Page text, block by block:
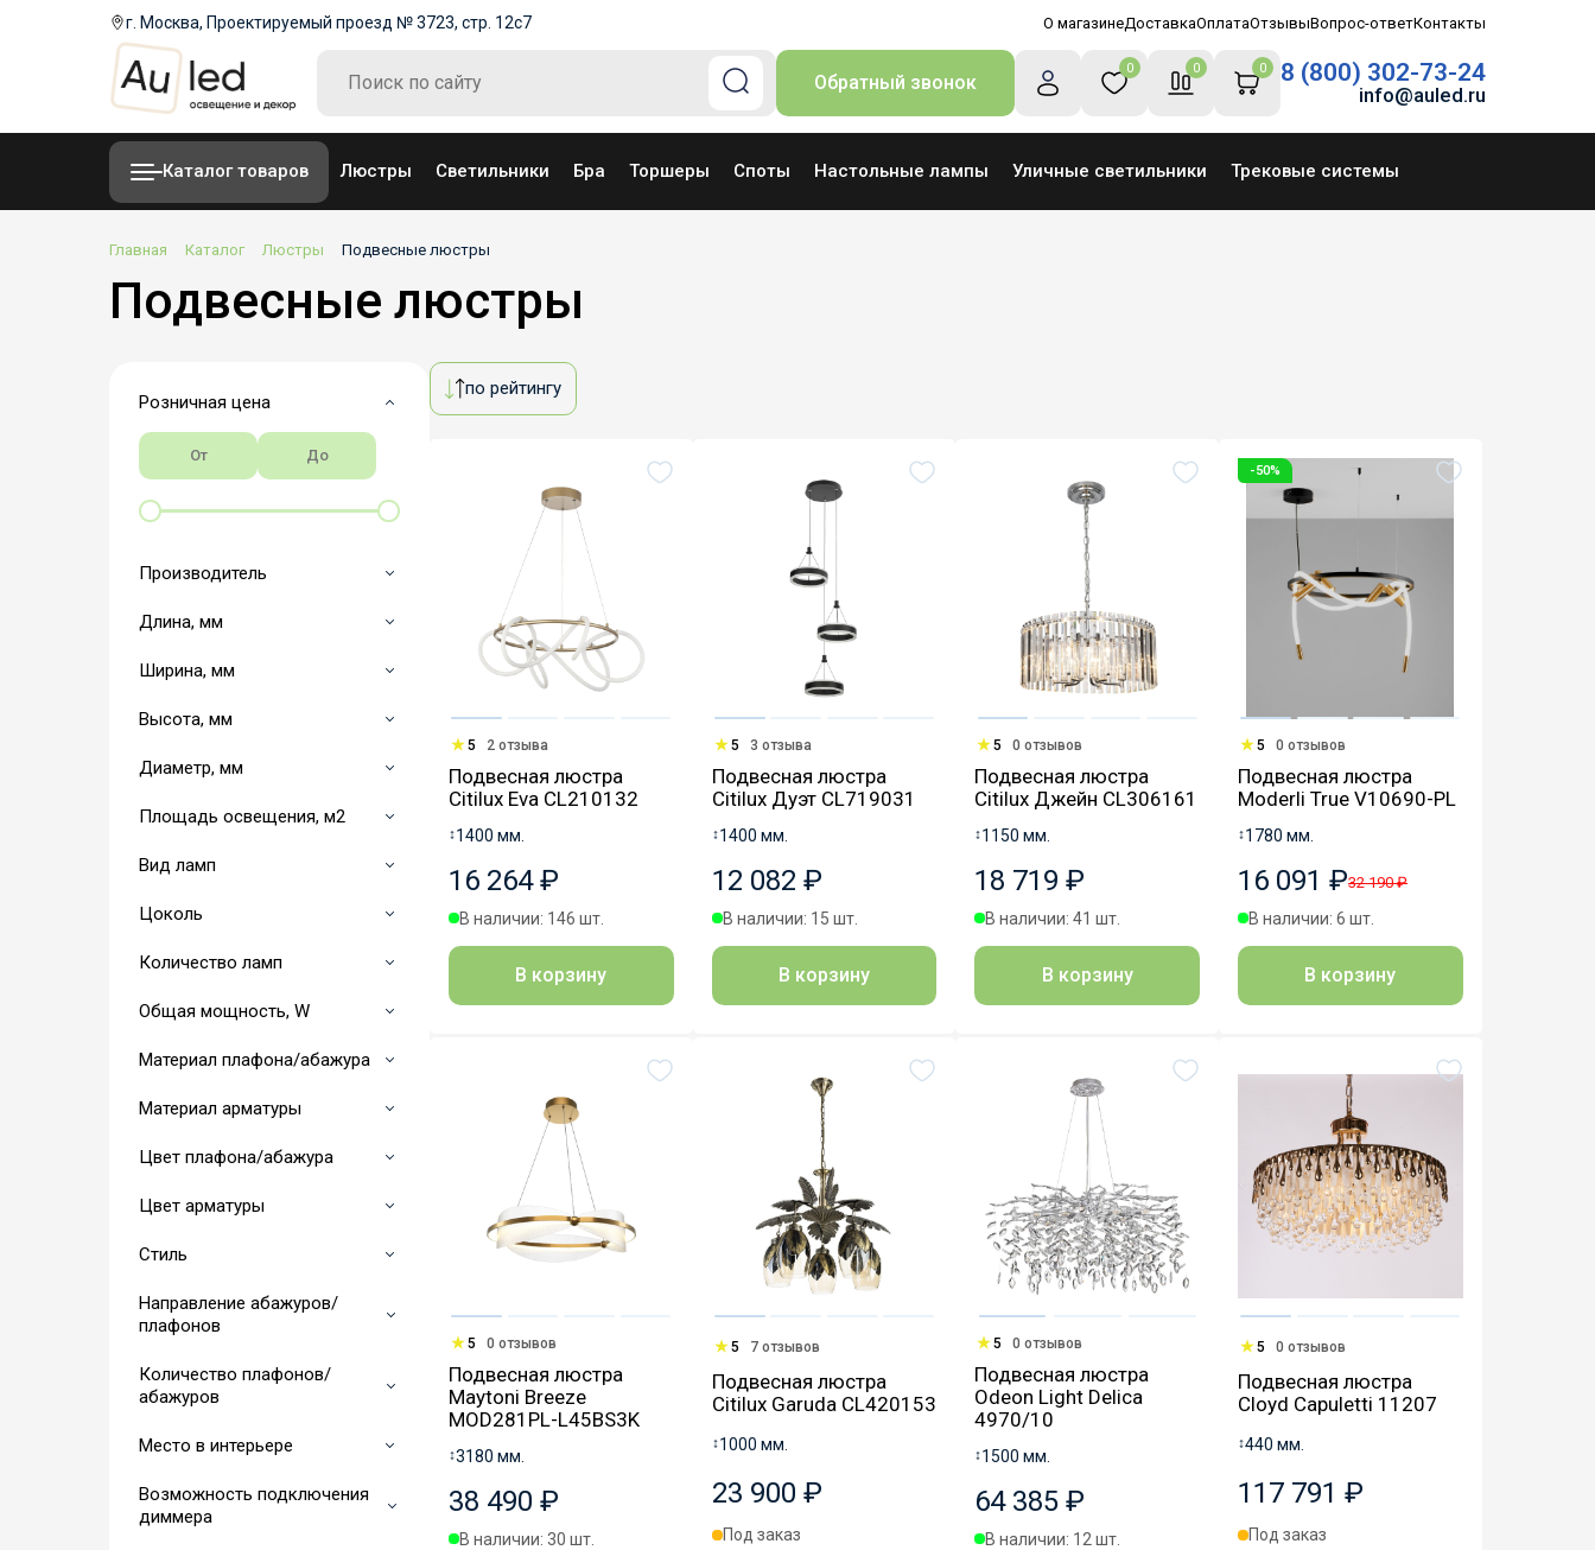
г. Москва, Проектируемый проезд № 3723, стр. 12с7 О магазинеДоставкаОплатаОтзывыВопрос-ответКонтакты
Обратный звонок
0 0 0 8 (800) 302-73-24
info@auled.ru
Каталог товаров Люстры Светильники Бра Торшеры Споты Настольные лампы Уличные светильники Трековые системы
Главная Каталог Люстры Подвесные люстры
Подвесные люстры
Розничная цена
Производитель
Длина, мм
Ширина, мм
Высота, мм
Диаметр, мм
Площадь освещения, м2
Вид ламп
Цоколь
Количество ламп
Общая мощность, W
Материал плафона/абажура
Материал арматуры
Цвет плафона/абажура
Цвет арматуры
Стиль
Направление абажуров/
плафонов
Количество плафонов/
абажуров
Место в интерьере
Возможность подключения
диммера
по рейтингу
5 2 отзыва
Подвесная люстра
Citilux Eva CL210132
↕1400 мм.
16 264 ₽
В наличии: 146 шт.
В корзину
5 3 отзыва
Подвесная люстра
Citilux Дуэт CL719031
↕1400 мм.
12 082 ₽
В наличии: 15 шт.
В корзину
5 0 отзывов
Подвесная люстра
Citilux Джейн CL306161
↕1150 мм.
18 719 ₽
В наличии: 41 шт.
В корзину
-50%
5 0 отзывов
Подвесная люстра
Moderli True V10690-PL
↕1780 мм.
16 091 ₽32 190 ₽
В наличии: 6 шт.
В корзину
5 0 отзывов
Подвесная люстра
Maytoni Breeze
MOD281PL-L45BS3K
↕3180 мм.
38 490 ₽
В наличии: 30 шт.
5 7 отзывов
Подвесная люстра
Citilux Garuda CL420153
↕1000 мм.
23 900 ₽
Под заказ
5 0 отзывов
Подвесная люстра
Odeon Light Delica
4970/10
↕1500 мм.
64 385 ₽
В наличии: 12 шт.
5 0 отзывов
Подвесная люстра
Cloyd Capuletti 11207
↕440 мм.
117 791 ₽
Под заказ